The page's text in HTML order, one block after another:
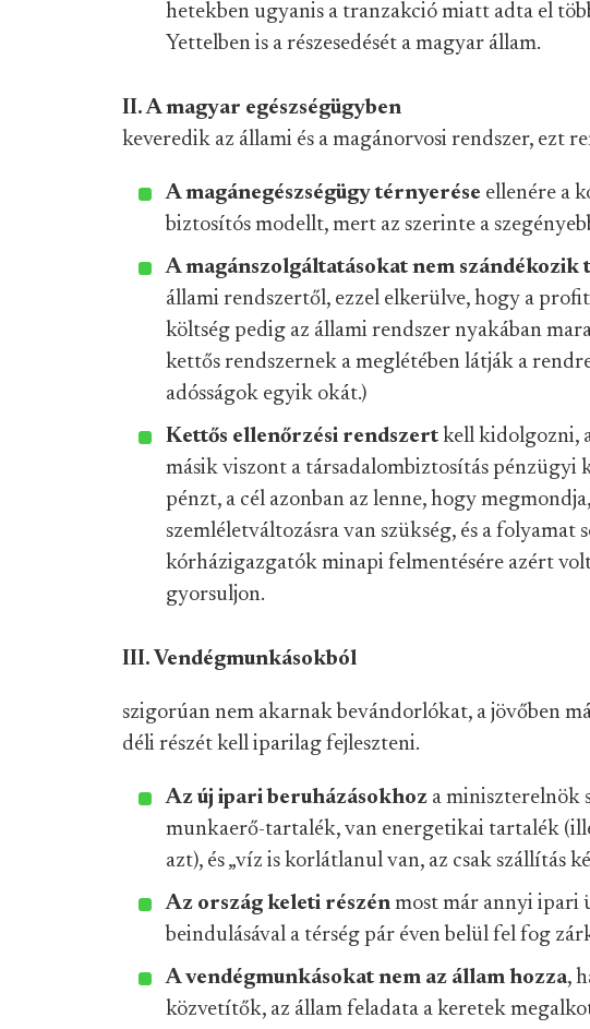
hetekben ugyanis a tranzakció miatt adta el
Yettelben is a részesedését a magyar állam.
II. A magyar egészségügyben
keveredik az állami és a magánorvosi rendszer, ezt
A magánegészségügy térnyerése ellenére a
biztosítós modellt, mert az szerinte a
A magánszolgáltatásokat nem szándékozik
állami rendszertől, ezzel elkerülve, hogy a
költség pedig az állami rendszer nyakában
kettős rendszernek a meglétében látják a
adósságok egyik okát.)
Kettős ellenőrzési rendszert kell kidolgozni,
másik viszont a társadalombiztosítás pénzügyi
pénzt, a cél azonban az lenne, hogy
szemléletváltozásra van szükség, és a folyamat
kórházigazgatók minapi felmentésére azért
gyorsuljon.
III. Vendégmunkásokból
szigorúan nem akarnak bevándorlókat, a jövőben
déli részét kell iparilag fejleszteni.
Az új ipari beruházásokhoz a miniszterelnök
munkaerő-tartalék, van energetikai tartalék
azt), és „víz is korlátlanul van, az csak szállítás
Az ország keleti részén most már annyi ipari
beindulásával a térség pár éven belül fel fog
A vendégmunkásokat nem az állam hozza,
közvetítők, az állam feladata a keretek